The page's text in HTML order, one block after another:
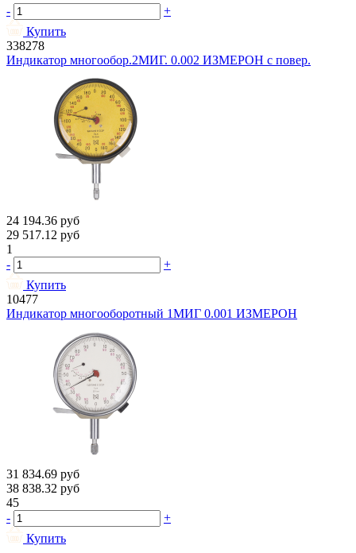
-
+
Купить
338278
Индикатор многообор.2МИГ. 0.002 ИЗМЕРОН с повер.
24 194.36 руб
29 517.12 руб
1
-
+
Купить
10477
Индикатор многооборотный 1МИГ 0.001 ИЗМЕРОН
31 834.69 руб
38 838.32 руб
45
-
+
Купить